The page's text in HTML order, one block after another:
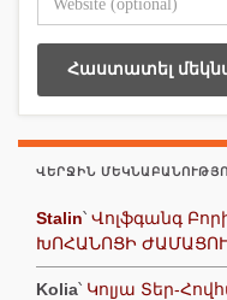
ՎԵՐՋԻՆ
Stalin՝ Վոլֆգանգ
ԽՈՀԱՆՈՑԻ
Kolia՝ Կոլյա Տեր-